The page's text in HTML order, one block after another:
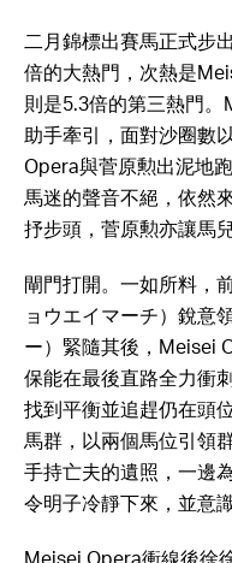
二月錦標出賽馬正式步
倍的大熱門，次熱是
則是5.3倍的第三熱門
助手牽引，面對沙圈數
Opera與菅原勲出泥地
馬迷的聲音不絕，依然
抒步頭，菅原勲亦讓馬
閘門打開。一如所料，
ョウエイマーチ）銳意
ー）緊隨其後，Meisei
保能在最後直路全力衝
找到平衡並追趕仍在頭
馬群，以兩個馬位引領
手持亡夫的遺照，一邊
令明子冷靜下來，並意